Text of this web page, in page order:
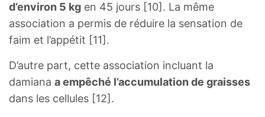
d’environ 5 kg en 45 jours [10]. La même
association a permis de réduire la sensation de
faim et l’appétit [11].
D’autre part, cette association incluant la
damiana a empêché l’accumulation de graisses
dans les cellules [12].